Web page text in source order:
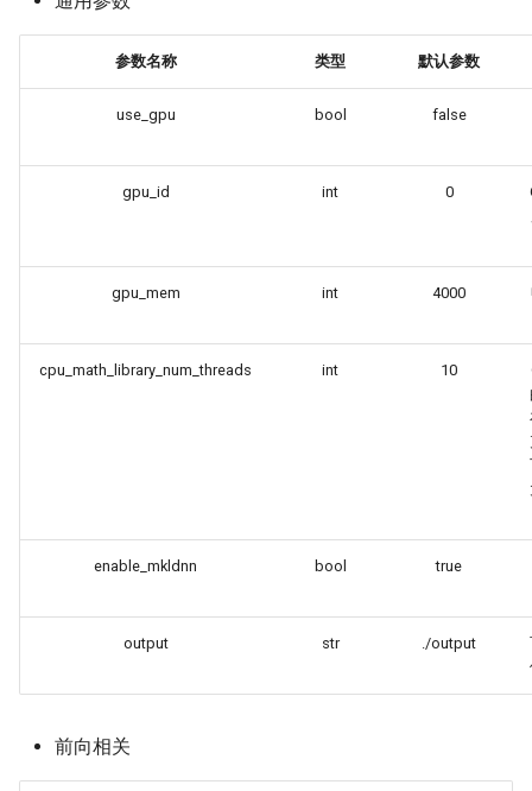
参数名称 类型 默认参数
use_gpu bool false
gpu_id int 0
gpu_mem int 4000
cpu_math_library_num_threads int 10
enable_mkldnn bool true
output str ./output
前向相关